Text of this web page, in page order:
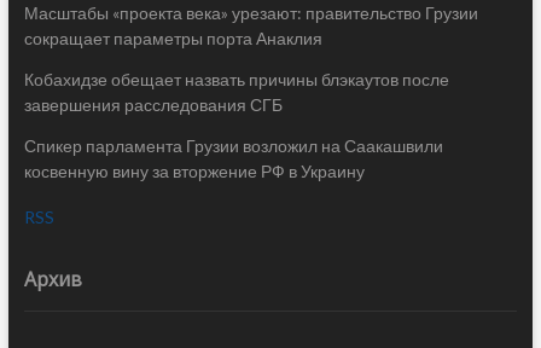
Масштабы «проекта века» урезают: правительство Грузии
сокращает параметры порта Анаклия
Кобахидзе обещает назвать причины блэкаутов после
завершения расследования СГБ
Спикер парламента Грузии возложил на Саакашвили
косвенную вину за вторжение РФ в Украину
RSS
Архив